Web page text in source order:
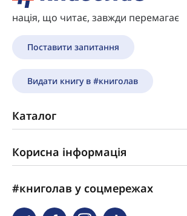
нація, що читає, завжди перемагає
Поставити запитання
Видати книгу в #книголав
Каталог
Корисна інформація
#книголав у соцмережах